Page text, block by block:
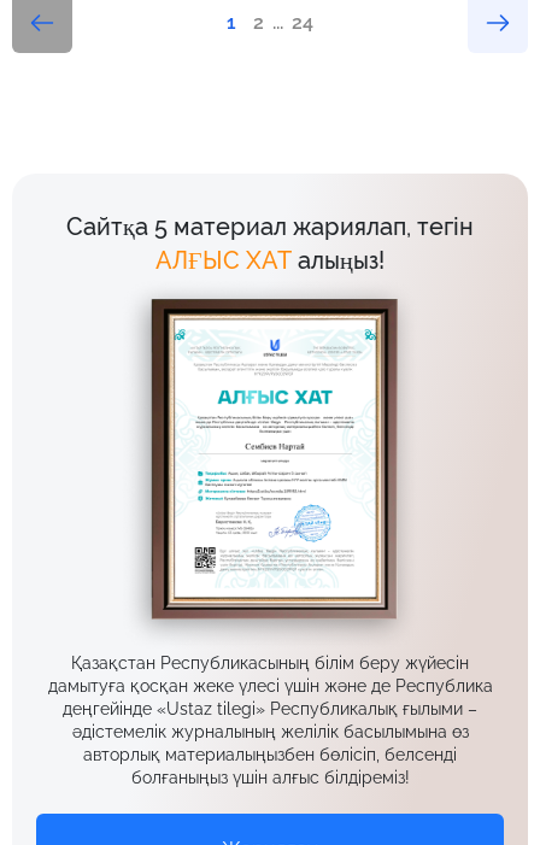
1 2 ... 24
Сайтқа 5 материал жариялап, тегін
АЛҒЫС ХАТ алыңыз!
Қазақстан Республикасының білім беру жүйесін
дамытуға қосқан жеке үлесі үшін және де Республика
деңгейінде «Ustaz tilegi» Республикалық ғылыми –
әдістемелік журналының желілік басылымына өз
авторлық материалыңызбен бөлісіп, белсенді
болғаныңыз үшін алғыс білдіреміз!